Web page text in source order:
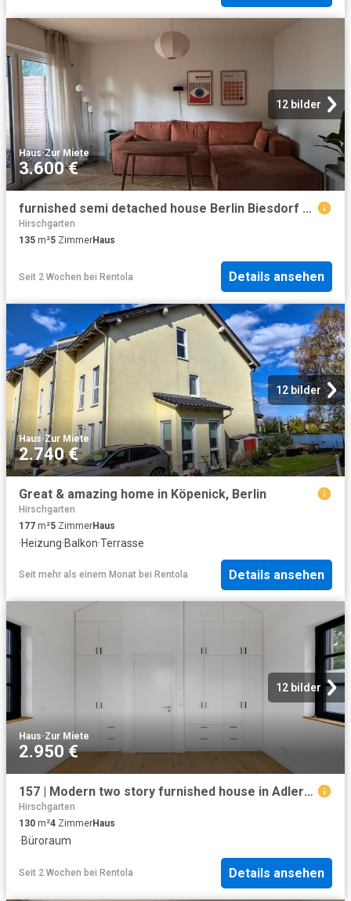
12 bilder
Haus·Zur Miete
3.600 €
furnished semi detached house Berlin Biesdorf Wuhlelandschaftspark conveniently located
Hirschgarten
135 m²5 ZimmerHaus
Seit 2 Wochen bei Rentola Details ansehen
12 bilder
Haus·Zur Miete
2.740 €
Great & amazing home in Köpenick, Berlin
Hirschgarten
177 m²5 ZimmerHaus
·Heizung·Balkon·Terrasse
Seit mehr als einem Monat bei Rentola Details ansehen
12 bilder
Haus·Zur Miete
2.950 €
157 | Modern two story furnished house in Adlershof
Hirschgarten
130 m²4 ZimmerHaus
·Büroraum
Seit 2 Wochen bei Rentola Details ansehen